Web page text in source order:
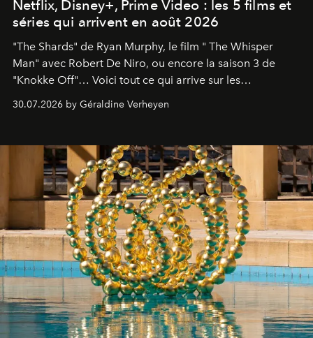
Netflix, Disney+, Prime Video : les 5 films et
séries qui arrivent en août 2026
"The Shards" de Ryan Murphy, le film " The Whisper
Man" avec Robert De Niro, ou encore la saison 3 de
"Knokke Off"… Voici tout ce qui arrive sur les
plateformes de streaming en août 2026.
30.07.2026 by Géraldine Verheyen